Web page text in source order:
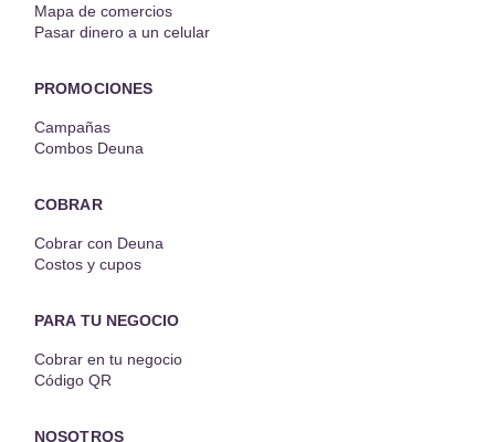
Mapa de comercios
Pasar dinero a un celular
PROMOCIONES
Campañas
Combos Deuna
COBRAR
Cobrar con Deuna
Costos y cupos
PARA TU NEGOCIO
Cobrar en tu negocio
Código QR
NOSOTROS